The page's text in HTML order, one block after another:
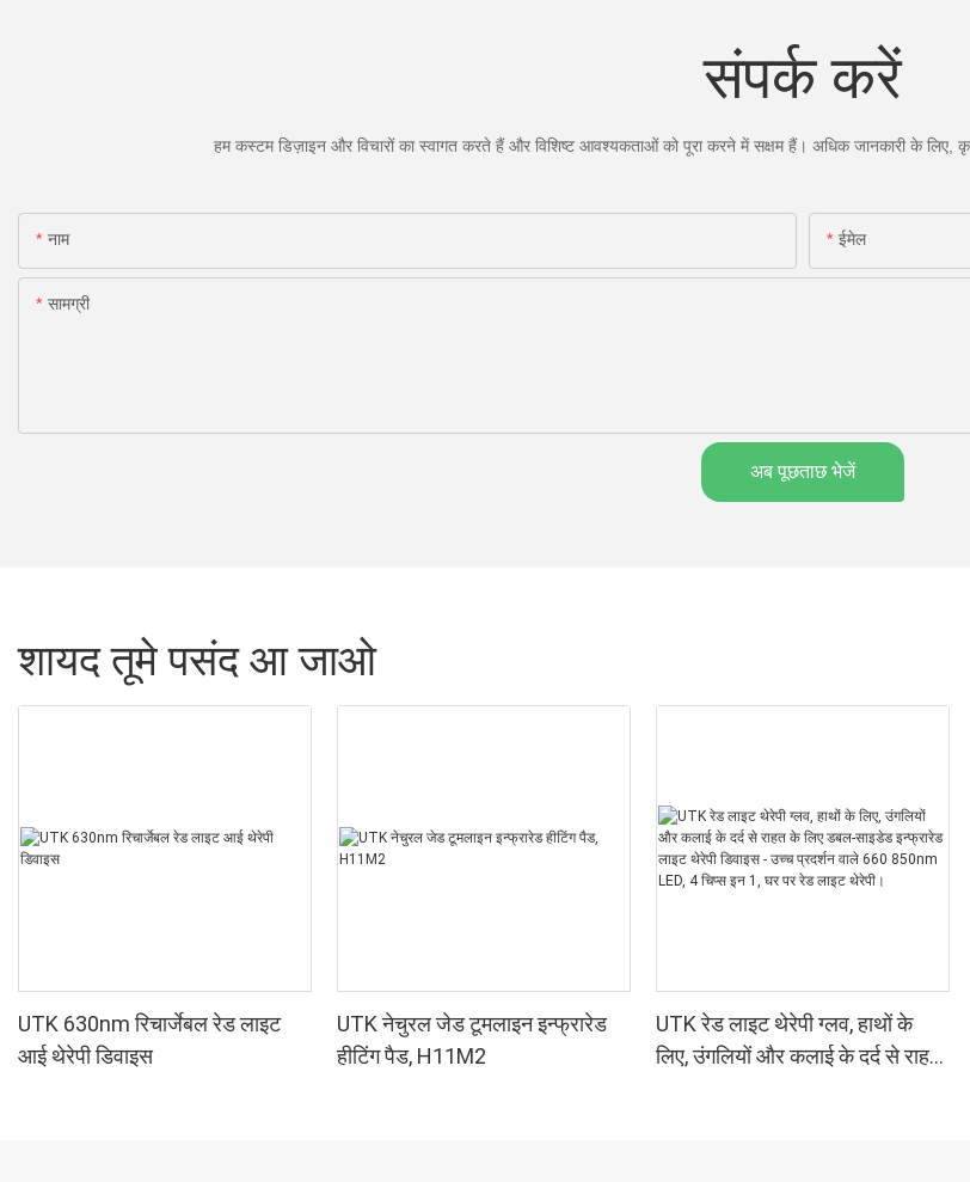
संपर्क करें
हम कस्टम डिज़ाइन और विचारों का स्वागत करते हैं और विशिष्ट आवश्यकताओं को पूरा करने में सक्षम हैं। अधिक जानकारी के लिए,
नाम ईमेल
सामग्री
अब पूछताछ भेजें
शायद तूमे पसंद आ जाओ
UTK 630nm रिचार्जेबल रेड लाइट
आई थेरेपी डिवाइस
UTK नेचुरल जेड टूमलाइन इन्फ्रारेड
हीटिंग पैड, H11M2
UTK रेड लाइट थेरेपी ग्लव, हाथों के
लिए, उंगलियों और कलाई के दर्द से राहत